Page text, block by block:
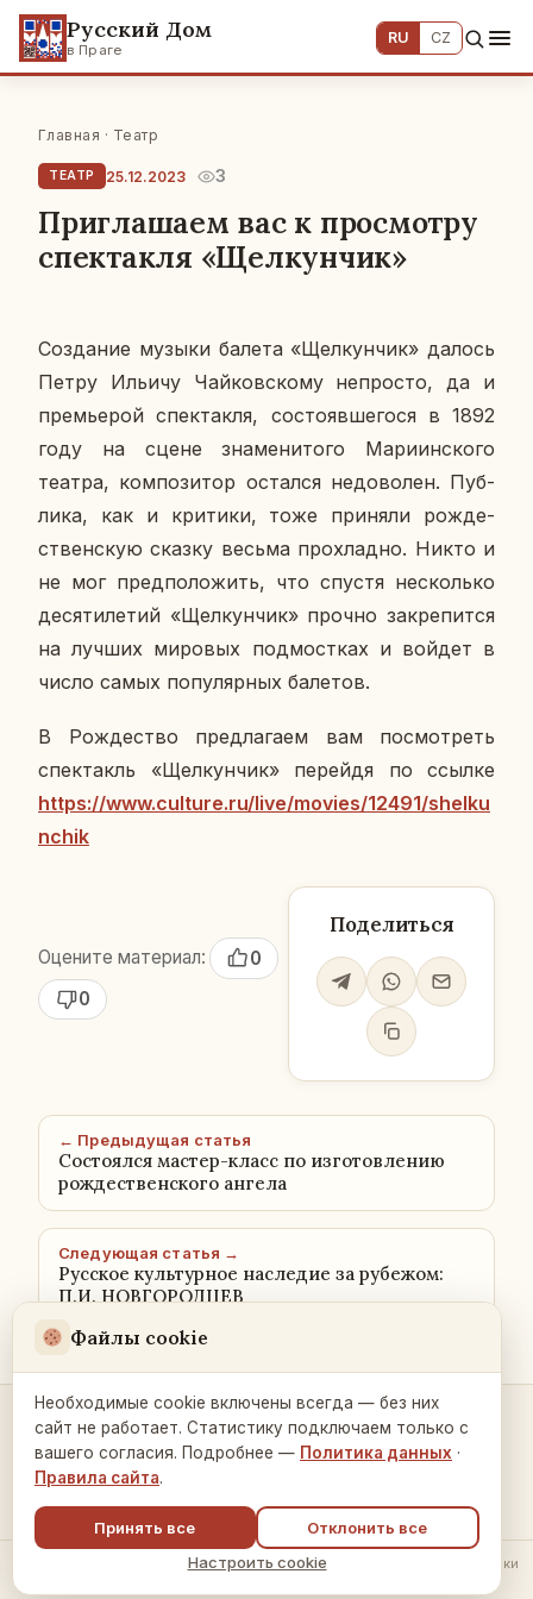
Русский Дом
в Праге
RU CZ
Главная · Театр
ТЕАТР 25.12.2023 3
Приглашаем вас к просмотру
спектакля «Щелкунчик»
Со­зда­ние музыки балета «Щел­кун­чик» далось
Петру Ильичу Чай­ков­ско­му непро­сто, да и
пре­мье­рой спек­так­ля, со­сто­яв­ше­го­ся в 1892
году на сцене зна­ме­ни­то­го Ма­ри­ин­ско­го
театра, ком­по­зи­тор остал­ся недо­во­лен. Пуб­
ли­ка, как и кри­ти­ки, тоже при­ня­ли рож­де­
ствен­скую сказку весьма про­хлад­но. Никто и
не мог пред­по­ло­жить, что спустя несколь­ко
де­ся­ти­ле­тий «Щел­кун­чик» прочно за­кре­пит­ся
на лучших ми­ро­вых под­мост­ках и войдет в
число самых по­пу­ляр­ных ба­ле­тов.
В Рож­де­ство пред­ла­га­ем вам по­смот­реть
спек­такль «Щел­кун­чик» пе­рей­дя по ссылке
https://www.culture.ru/live/movies/12491/shelku
nchik
Оцените материал:
0
0
Поделиться
← Предыдущая статья
Состоялся мастер-класс по изготовлению
рождественского ангела
Следующая статья →
Русское культурное наследие за рубежом:
П.И. НОВГОРОДЦЕВ
Контакты и связь →
© 2026 Русский Дом в Праге ·Политика обработки данных
Настройки
Файлы cookie
Необходимые cookie включены всегда — без них
сайт не работает. Статистику подключаем только с
вашего согласия. Подробнее — Политика данных ·
Правила сайта.
Принять все
Отклонить все
Настроить cookie